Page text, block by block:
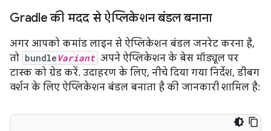
Gradle की मदद से ऐप्लिकेशन बंडल बनाना
अगर आपको कमांड लाइन से ऐप्लिकेशन बंडल जनरेट करना है,
तो bundle Variant अपने ऐप्लिकेशन के बेस मॉड्यूल पर
टास्क को ग्रेड करें. उदाहरण के लिए, नीचे दिया गया निर्देश, डीबग
वर्शन के लिए ऐप्लिकेशन बंडल बनाता है की जानकारी शामिल है: